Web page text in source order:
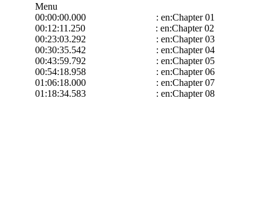
Menu
00:00:00.000 : en:Chapter 01
00:12:11.250 : en:Chapter 02
00:23:03.292 : en:Chapter 03
00:30:35.542 : en:Chapter 04
00:43:59.792 : en:Chapter 05
00:54:18.958 : en:Chapter 06
01:06:18.000 : en:Chapter 07
01:18:34.583 : en:Chapter 08